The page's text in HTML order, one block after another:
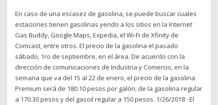
En caso de una escasez de gasolina, se puede buscar cuales
estaciones tienen gasolinas yendo a los sitios en la Internet
Gas Buddy, Google Maps, Expedia, el Wi-Fi de Xfinity de
Comcast, entre otros. El precio de la gasolina el pasado
sábado, 1ro de septiembre, en el área. De acuerdo con la
dirección de comunicaciones de Industria y Comercio, en la
semana que va del 15 al 22 de enero, el precio de la gasolina
Premium será de 180.10 pesos por galón; de la gasolina regular
a 170.30 pesos y del gasoil regular a 150 pesos. 1/26/2018 · El